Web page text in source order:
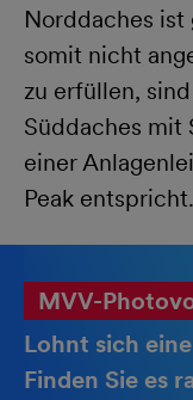
Norddaches ist
somit nicht
zu erfüllen,
Süddaches mit
einer
Peak entspricht.
MVV-
Lohnt sich
Finden Sie es